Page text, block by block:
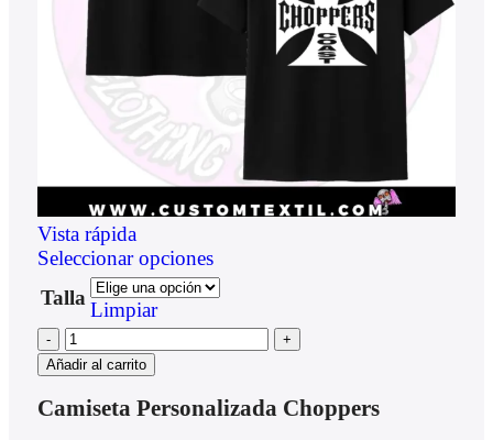
Vista rápida
Seleccionar opciones
Talla
Limpiar
Añadir al carrito
Camiseta Personalizada Choppers